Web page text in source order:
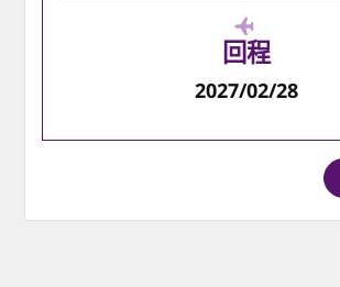
回程
2027/02/28